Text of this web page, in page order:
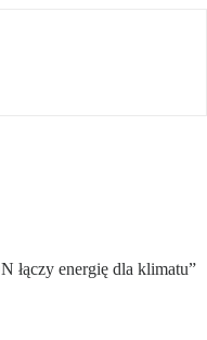
łączy energię dla klimatu”